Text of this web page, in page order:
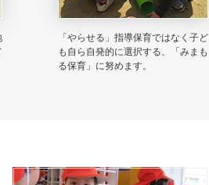
「やらせる」指導保育ではなく子ど
も自ら自発的に選択する、「みまも
る保育」に努めます。